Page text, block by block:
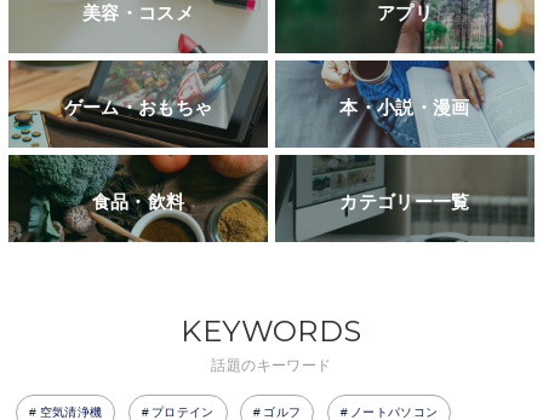
美容・コスメ アプリ
ゲーム・おもちゃ 本・小説・漫画
食品・飲料 カテゴリー一覧
KEYWORDS
話題のキーワード
空気清浄機 プロテイン ゴルフ ノートパソコン